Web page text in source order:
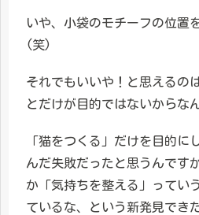
いや、小袋のモチーフの位置
(笑)
それでもいいや！と思えるの
とだけが目的ではないからな
「猫をつくる」だけを目的に
んだ失敗だったと思うんです
か「気持ちを整える」ってい
ているな、という新発見でき